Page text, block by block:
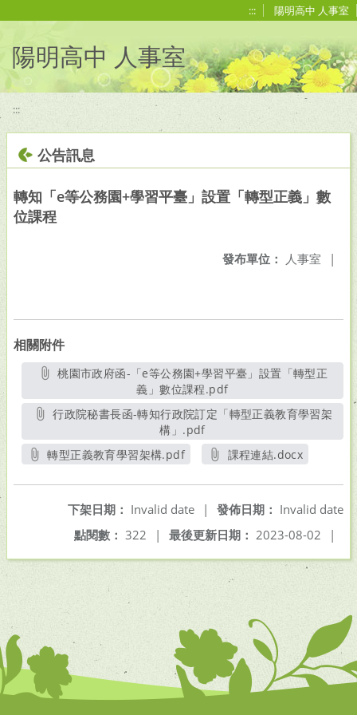
::: 陽明高中 人事室
陽明高中 人事室
:::
公告訊息
轉知「e等公務園+學習平臺」設置「轉型正義」數
位課程
發布單位： 人事室 |
相關附件
桃園市政府函-「e等公務園+學習平臺」設置「轉型正
義」數位課程.pdf另開新視窗
行政院秘書長函-轉知行政院訂定「轉型正義教育學習架
構」.pdf另開新視窗
轉型正義教育學習架構.pdf
課程連結.docx
發佈日期： Invalid date
下架日期： Invalid date
|
最後更新日期： 2023-08-02 |
點閱數： 322 |